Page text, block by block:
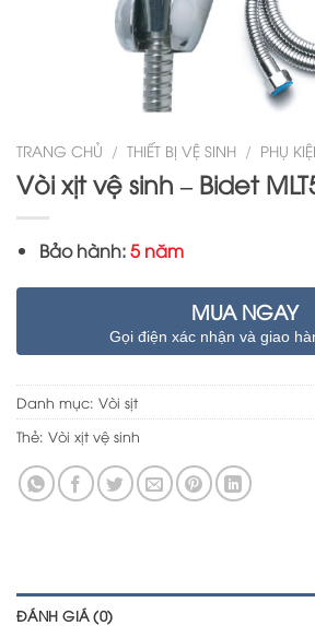
TRANG CHỦ / THIẾT BỊ VỆ SINH / PHỤ
Vòi xịt vệ sinh – Bidet
Bảo hành:5 năm
MUA NGAY
Gọi điện xác nhận và giao
Danh mục: Vòi sịt
Thẻ: Vòi xịt vệ sinh
ĐÁNH GIÁ (0)